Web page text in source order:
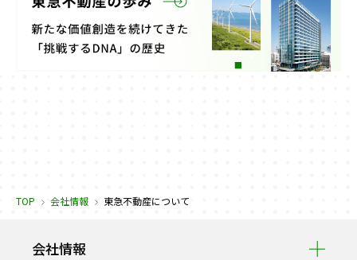
TOP 会社情報 東急不動産について
会社情報